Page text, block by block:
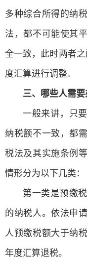
多种综合所得的纳
法，都不可能使其
全一致，此时两者
度汇算进行调整。
三、哪些人需要
一般来讲，只
纳税额不一致，都
税法及其实施条例
情形分为以下几类：
第一类是预缴
的纳税人。依法申
人预缴税额大于纳
年度汇算退税。